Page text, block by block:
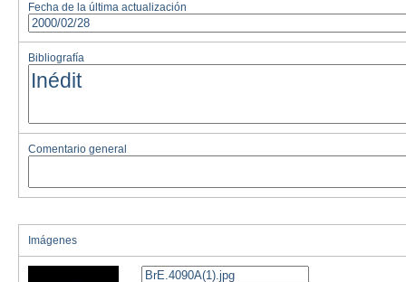
Fecha de la última actualización
Bibliografía
Comentario general
Imágenes